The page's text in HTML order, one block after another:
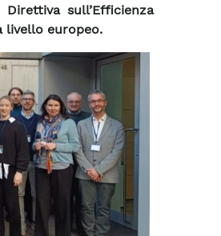
sull’Efficienza
livello europeo.